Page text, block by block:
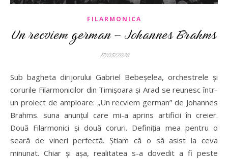
FILARMONICA
Un recviem german – Johannes Brahms
17/05/2026
Sub bagheta dirijorului Gabriel Bebeșelea, orchestrele și
corurile Filarmonicilor din Timișoara și Arad se reunesc într-
un proiect de amploare: „Un recviem german” de Johannes
Brahms. suna anunțul care mi-a aprins artificii în creier.
Două Filarmonici și două coruri. Definiția mea pentru o
seară de vineri perfectă. Știam că o să asist la ceva
minunat. Chiar și așa, realitatea s-a dovedit a fi peste